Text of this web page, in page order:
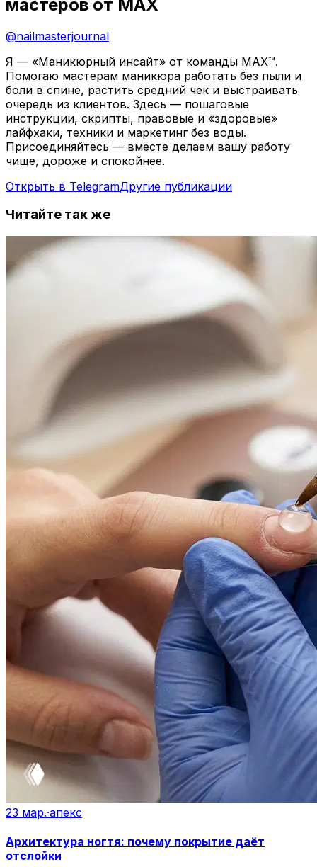
мастеров от MAX
@nailmasterjournal
Я — «Маникюрный инсайт» от команды MAX™.
Помогаю мастерам маникюра работать без пыли и
боли в спине, растить средний чек и выстраивать
очередь из клиентов. Здесь — пошаговые
инструкции, скрипты, правовые и «здоровые»
лайфхаки, техники и маркетинг без воды.
Присоединяйтесь — вместе делаем вашу работу
чище, дороже и спокойнее.
Открыть в TelegramДругие публикации
Читайте так же
23 мар.·апекс
Архитектура ногтя: почему покрытие даёт
отслойки